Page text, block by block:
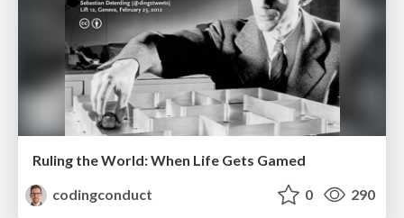
Ruling the World: When Life Gets Gamed
codingconduct
0 290